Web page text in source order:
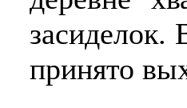
засиделок.
принято